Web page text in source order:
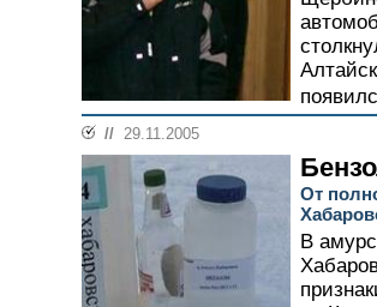
// 29.11.2005
От
В